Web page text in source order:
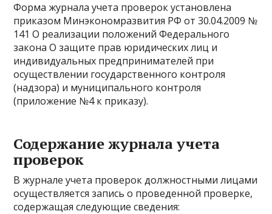
Форма журнала учета проверок установлена
приказом Минэкономразвития РФ от 30.04.2009 №
141 О реализации положений Федерального
закона О защите прав юридических лиц и
индивидуальных предпринимателей при
осуществлении государственного контроля
(надзора) и муниципального контроля
(приложение №4 к приказу).
Содержание журнала учета
проверок
В журнале учета проверок должностными лицами
осуществляется запись о проведенной проверке,
содержащая следующие сведения: